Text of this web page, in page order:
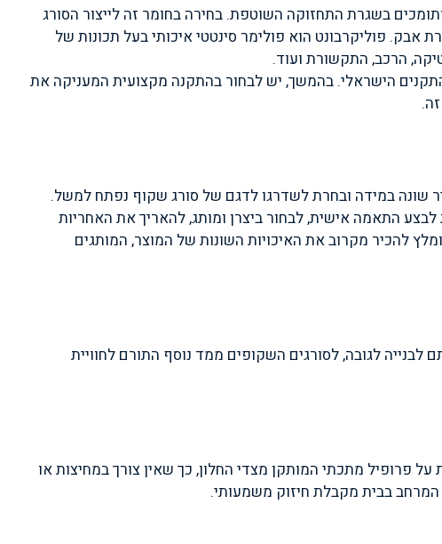
פינות מלוטשות לבטיחות מרבית ותומכים בשגרת התחזוקה השוטפת. בחירה בחומר זה לייצור הסורג
פוליקרבונט הוא פולימר סינטטי איכותי בעל תכונות של
הרכב, התקשורת ועוד.
הישראלי. בהמשך, יש לבחור בהתקנה מקצועית המעניקה את
שונה במידה ובחרת לשדרגו לדגם של סורג שקוף נפתח למשל.
לבצע התאמה אישית, לבחור ביצרן ומותג, להאריך את האחריות
להכיר מקרוב את האיכויות השונות של המוצר, המותגים
לגובה, לסורגים השקופים ממד נוסף התורם לחוויית
פרופיל מתכתי המותקן מצדי החלון, כך שאין צורך במחיצות או
בבית מקבלת חיזוק משמעותי.